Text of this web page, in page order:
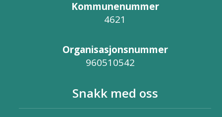
Kommunenummer
4621
Organisasjonsnummer
960510542
Snakk med oss